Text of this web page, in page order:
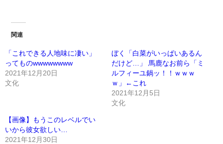
関連
「これできる人地味に凄い」
ってものwwwwwwww
2021年12月20日
文化
ぼく「白菜がいっぱいあるん
だけど…」 馬鹿なお前ら「ミ
ルフィーユ鍋ッ！！ｗｗｗ
ｗ」←これ
2021年12月5日
文化
【画像】もうこのレベルでい
いから彼女欲しい…
2021年12月30日